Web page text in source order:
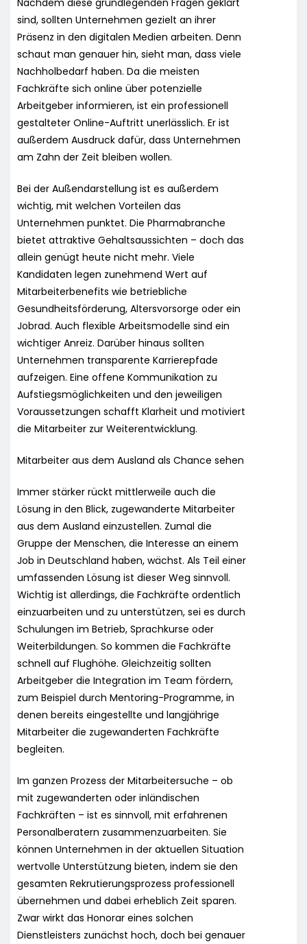
sind, sollten Unternehmen gezielt an ihrer
Präsenz in den digitalen Medien arbeiten. Denn
schaut man genauer hin, sieht man, dass viele
Nachholbedarf haben. Da die meisten
Fachkräfte sich online über potenzielle
Arbeitgeber informieren, ist ein professionell
gestalteter Online-Auftritt unerlässlich. Er ist
außerdem Ausdruck dafür, dass Unternehmen
am Zahn der Zeit bleiben wollen.
Bei der Außendarstellung ist es außerdem
wichtig, mit welchen Vorteilen das
Unternehmen punktet. Die Pharmabranche
bietet attraktive Gehaltsaussichten – doch das
allein genügt heute nicht mehr. Viele
Kandidaten legen zunehmend Wert auf
Mitarbeiterbenefits wie betriebliche
Gesundheitsförderung, Altersvorsorge oder ein
Jobrad. Auch flexible Arbeitsmodelle sind ein
wichtiger Anreiz. Darüber hinaus sollten
Unternehmen transparente Karrierepfade
aufzeigen. Eine offene Kommunikation zu
Aufstiegsmöglichkeiten und den jeweiligen
Voraussetzungen schafft Klarheit und motiviert
die Mitarbeiter zur Weiterentwicklung.
Mitarbeiter aus dem Ausland als Chance sehen
Immer stärker rückt mittlerweile auch die
Lösung in den Blick, zugewanderte Mitarbeiter
aus dem Ausland einzustellen. Zumal die
Gruppe der Menschen, die Interesse an einem
Job in Deutschland haben, wächst. Als Teil einer
umfassenden Lösung ist dieser Weg sinnvoll.
Wichtig ist allerdings, die Fachkräfte ordentlich
einzuarbeiten und zu unterstützen, sei es durch
Schulungen im Betrieb, Sprachkurse oder
Weiterbildungen. So kommen die Fachkräfte
schnell auf Flughöhe. Gleichzeitig sollten
Arbeitgeber die Integration im Team fördern,
zum Beispiel durch Mentoring-Programme, in
denen bereits eingestellte und langjährige
Mitarbeiter die zugewanderten Fachkräfte
begleiten.
Im ganzen Prozess der Mitarbeitersuche – ob
mit zugewanderten oder inländischen
Fachkräften – ist es sinnvoll, mit erfahrenen
Personalberatern zusammenzuarbeiten. Sie
können Unternehmen in der aktuellen Situation
wertvolle Unterstützung bieten, indem sie den
gesamten Rekrutierungsprozess professionell
übernehmen und dabei erheblich Zeit sparen.
Zwar wirkt das Honorar eines solchen
Dienstleisters zunächst hoch, doch bei genauer